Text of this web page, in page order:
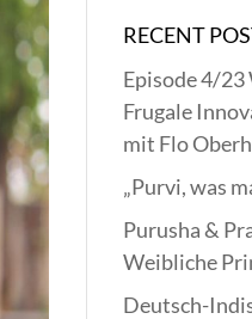
RECENT
Episode 4/
Frugale
mit Flo
„Purvi, was
Purusha &
Weibliche
Deutsch-